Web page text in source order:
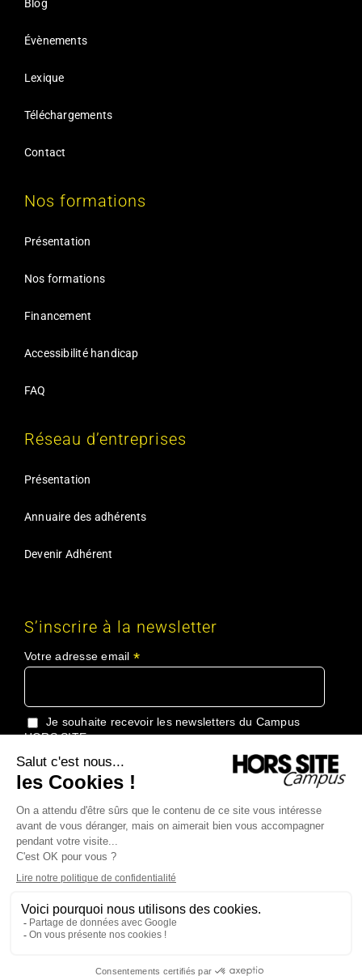
Blog
Évènements
Lexique
Téléchargements
Contact
Nos formations
Présentation
Nos formations
Financement
Accessibilité handicap
FAQ
Réseau d’entreprises
Présentation
Annuaire des adhérents
Devenir Adhérent
S’inscrire à la newsletter
Votre adresse email *
Je souhaite recevoir les newsletters du Campus
HORS SITE
J'accepte de recevoir les informations du Groupe
HORS SITE
générales de vente|Politique de confidentialité|Plan du site